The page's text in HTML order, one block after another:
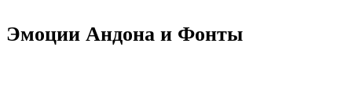
Эмоции Андона и Фонты